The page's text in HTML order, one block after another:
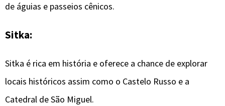
de águias e passeios cênicos.
Sitka:
Sitka é rica em história e oferece a chance de explorar
locais históricos assim como o Castelo Russo e a
Catedral de São Miguel.